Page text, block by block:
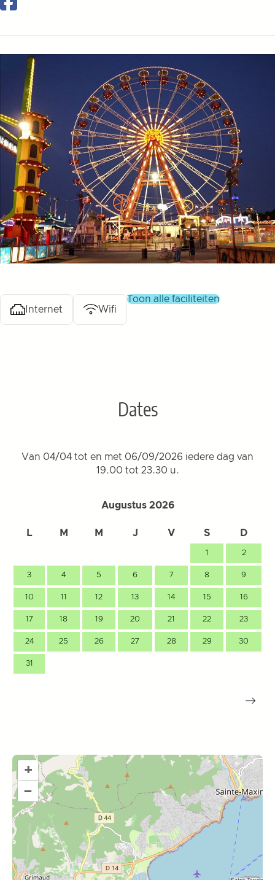
Internet Wifi
toon alle faciliteiten
Facebook
Dates
Van 04/04 tot en met 06/09/2026 iedere dag van
19.00 tot 23.30 u.
Augustus 2026
L M M J V S D
1 2
3 4 5 6 7 8 9
10 11 12 13 14 15 16
17 18 19 20 21 22 23
24 25 26 27 28 29 30
31
+
–